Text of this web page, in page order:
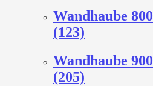
Wandhaube 800
(123)
Wandhaube 900
(205)